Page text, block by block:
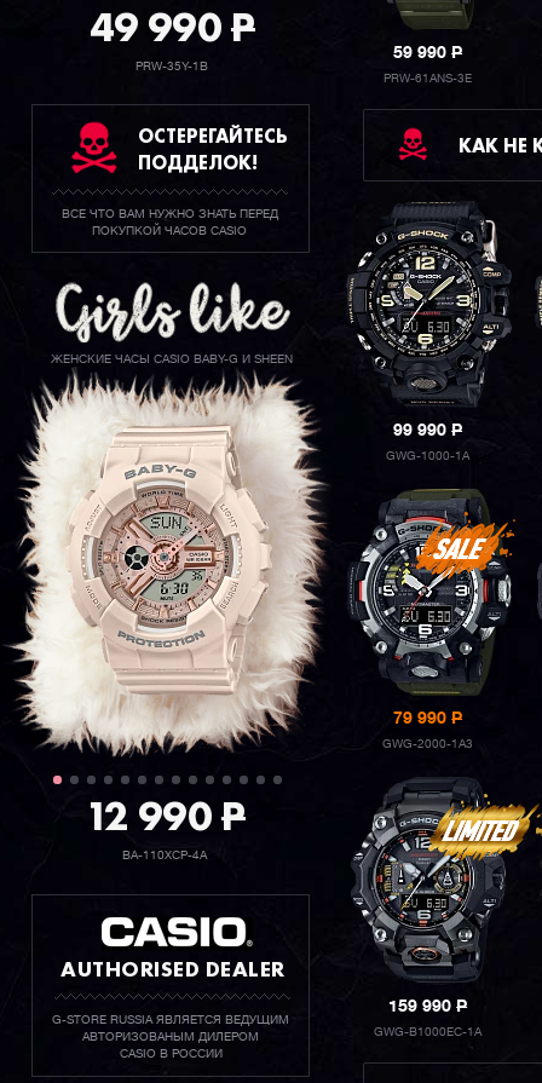
49 990P
PRW-35Y-1B
ОСТЕРЕГАЙТЕСЬ
ПОДДЕЛОК!
ВСЕ ЧТО ВАМ НУЖНО ЗНАТЬ ПЕРЕД
ПОКУПКОЙ ЧАСОВ CASIO
ЖЕНСКИЕ ЧАСЫ CASIO BABY-G И SHEEN
12 990P
BA-110XCP-4A
AUTHORISED DEALER
G-STORE RUSSIA ЯВЛЯЕТСЯ ВЕДУЩИМ
АВТОРИЗОВАНЫМ ДИЛЕРОМ
CASIO В РОССИИ
59 990P
PRW-61ANS-3E
КАК НЕ
99 990P
GWG-1000-1A
79 990P
GWG-2000-1A3
159 990P
GWG-B1000EC-1A